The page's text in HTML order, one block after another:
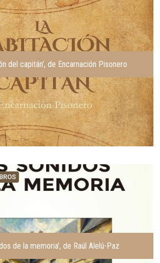
del capitán’, de Encarnación Pisonero
de la memoria’, de Raúl Alelú-Paz